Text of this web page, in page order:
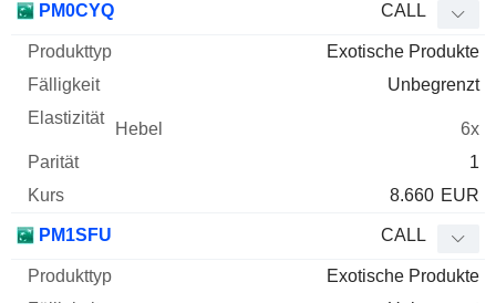
PM0CYQ CALL
Exotische Produkte
Unbegrenzt
6x
1
8.660 EUR
PM1SFU CALL
Exotische Produkte